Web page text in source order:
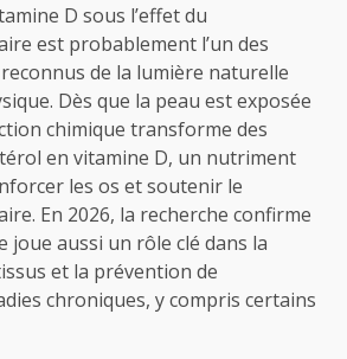
D sous l’effet du
est probablement l’un des
de la lumière naturelle
Dès que la peau est exposée
chimique transforme des
en vitamine D, un nutriment
les os et soutenir le
En 2026, la recherche confirme
joue aussi un rôle clé dans la
et la prévention de
chroniques, y compris certains